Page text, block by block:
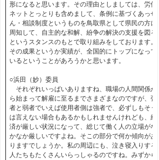
形になると思います。その理由としましては、労使
ネットとっとりも含めまして、条例に基づくあっせ
ん・相談制度というものを鳥取県として県民の方に
周知して、自主的な和解、紛争の解決の支援を図る
というスタンスのもとで取り組みをしております。
その成果というか実績が、全国的にトップになって
いるということがあろうかと思います。
○浜田（妙）委員
それぞれいっぱいありますね、職場の人間関係か
ら始まって解雇に至るまでさまざまなのですが、強
者と弱者でいえば使用者側は強者で、必ずしもそう
は言えない場合もあるかもしれませんけれども、経
済が厳しい状況になって、総じて働く人の立場がな
かなか厳しいですよね。そこの部分で何か傾向があ
りますでしょうか。私の周辺にも、泣き寝入りする
人たちもたくさんいらっしゃるのですね。みずから